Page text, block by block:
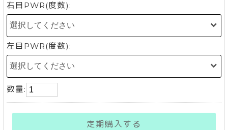
右目PWR(度数):
左目PWR(度数):
数量:
定期購入する